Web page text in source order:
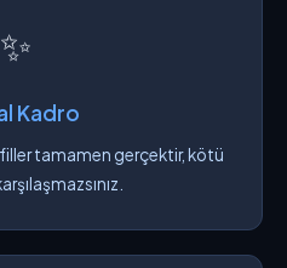
✨
Kadro
tamamen gerçektir, kötü